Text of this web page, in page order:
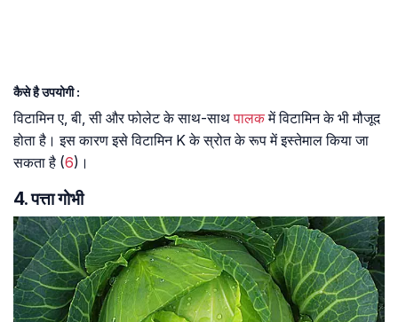
कैसे है उपयोगी :
विटामिन ए, बी, सी और फोलेट के साथ-साथपालकमें विटामिन के भी मौजूद
होता है। इस कारण इसे विटामिन K के स्रोत के रूप में इस्तेमाल किया जा
सकता है (6)।
4. पत्ता गोभी